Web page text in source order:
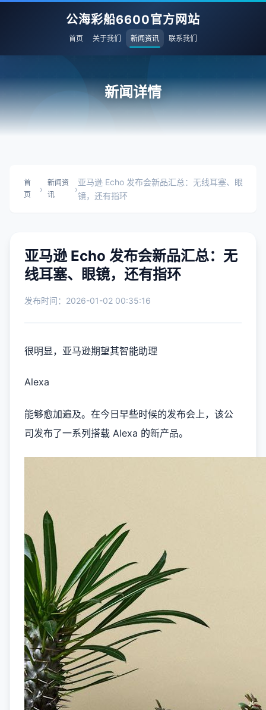
公海彩船6600官方网站
首页 关于我们 新闻资讯 联系我们
新闻详情
首
页
›
新闻资
讯
›
亚马逊 Echo 发布会新品汇总：无线耳塞、眼
镜，还有指环
亚马逊 Echo 发布会新品汇总：无
线耳塞、眼镜，还有指环
发布时间：2026-01-02 00:35:16
很明显，亚马逊期望其智能助理
Alexa
能够愈加遍及。在今日早些时候的发布会上，该公
司发布了一系列搭载 Alexa 的新产品。